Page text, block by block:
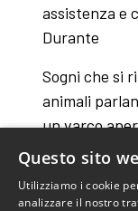
assistenza e
Durante
Sogni che si
animali
un varco
cammina
regno in cui
Questo sito
Utilizziamo i cookie
analizzare il nostro